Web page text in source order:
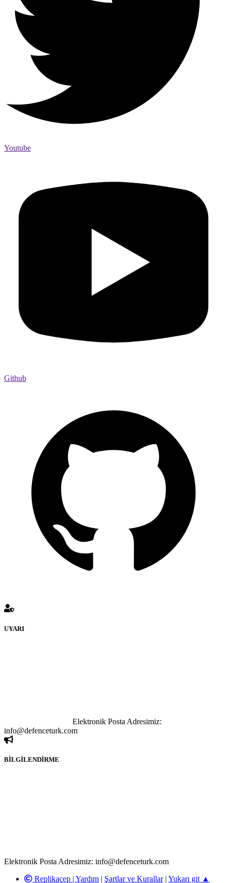
Youtube
Github
UYARI
Elektronik Posta Adresimiz:
info@defenceturk.com
BİLGİLENDİRME
Elektronik Posta Adresimiz: info@defenceturk.com
Replikacep | Yardım | Şartlar ve Kurallar| Yukarı git ▲